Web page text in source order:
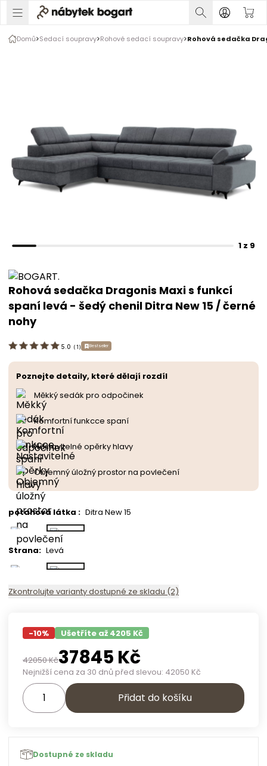
Domů Sedací soupravy Rohové sedací soupravy Rohová sedačka
1 z 9
Rohová sedačka Dragonis Maxi s funkcí
spaní levá - šedý chenil Ditra New 15 / černé
nohy
5.0 ( 1 ) Bestseller
Poznejte detaily, které dělají rozdíl
Měkký sedák pro odpočinek
Komfortní funkcce spaní
Nastavitelné opěrky hlavy
Objemný úložný prostor na povlečení
potahová látka : Ditra New 15
Strana: Levá
Zkontrolujte varianty dostupné ze skladu (2)
-10% Ušetříte až 4205 Kč
42050Kč37845 Kč
Nejnižší cena za 30 dnů před slevou: 42050 Kč
Přidat do košíku
Dostupné ze skladu